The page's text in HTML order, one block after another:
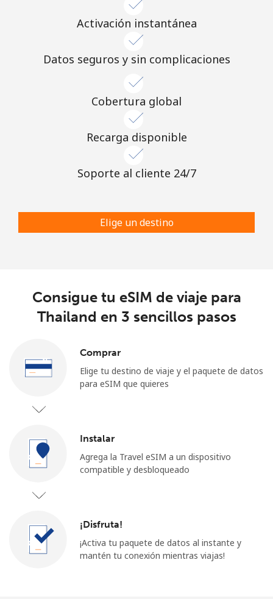
Activación instantánea
Datos seguros y sin complicaciones
Cobertura global
Recarga disponible
Soporte al cliente 24/7
Elige un destino
Consigue tu eSIM de viaje para
Thailand en 3 sencillos pasos
Comprar
Elige tu destino de viaje y el paquete de datos
para eSIM que quieres
Instalar
Agrega la Travel eSIM a un dispositivo
compatible y desbloqueado
¡Disfruta!
¡Activa tu paquete de datos al instante y
mantén tu conexión mientras viajas!